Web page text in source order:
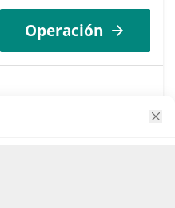
Operación
hacen backtesting y